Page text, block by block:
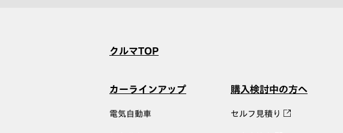
クルマTOP
カーラインアップ
電気自動車
購入検討中の方へ
セルフ見積り